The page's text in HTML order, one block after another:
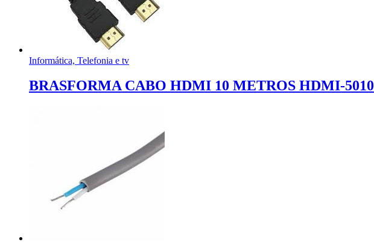
Informática, Telefonia e tv
BRASFORMA CABO HDMI 10 METROS HDMI-5010